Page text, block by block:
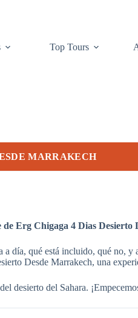
Top Tours
MARRAKECH
Erg Chigaga 4 Dias
qué está incluido, qué no,
Desde Marrakech, una
desierto del Sahara.